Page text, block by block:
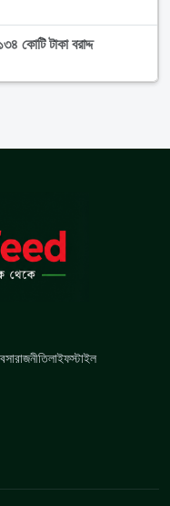
কোটি টাকা বরাদ্দ
রাজনীতিলাইফস্টাইল